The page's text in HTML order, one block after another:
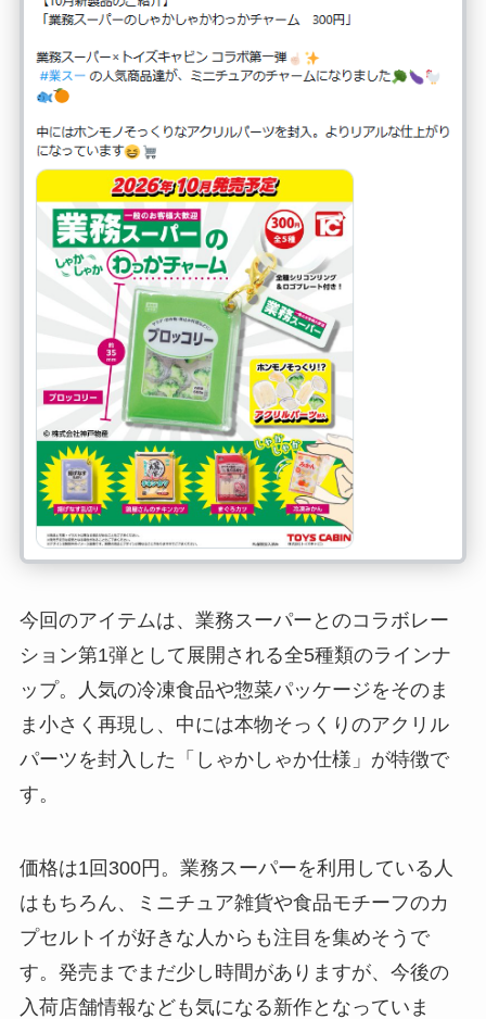
今回のアイテムは、業務スーパーとのコラボレー
ション第1弾として展開される全5種類のラインナ
ップ。人気の冷凍食品や惣菜パッケージをそのま
ま小さく再現し、中には本物そっくりのアクリル
パーツを封入した「しゃかしゃか仕様」が特徴で
す。
価格は1回300円。業務スーパーを利用している人
はもちろん、ミニチュア雑貨や食品モチーフのカ
プセルトイが好きな人からも注目を集めそうで
す。発売までまだ少し時間がありますが、今後の
入荷店舗情報なども気になる新作となっていま